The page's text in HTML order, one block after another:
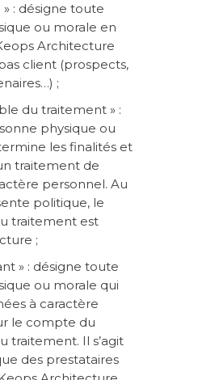
» : désigne toute
ou morale en
Architecture
client (prospects,
;
du traitement » :
physique ou
les finalités et
traitement de
personnel. Au
politique, le
traitement est
;
» : désigne toute
ou morale qui
à caractère
le compte du
traitement. Il s’agit
des prestataires